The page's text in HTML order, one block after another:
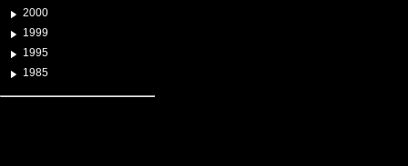
2000
1999
1995
1985